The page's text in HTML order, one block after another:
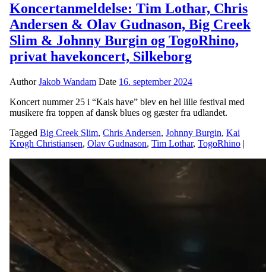
Koncertanmeldelse: Tim Lothar, Chris
Andersen & Olav Gudnason, Big Creek
Slim & Johnny Burgin og TogoRhino,
privat havekoncert, Silkeborg
AuthorJakob Wandam Date 16. september 2024
Koncert nummer 25 i “Kais have” blev en hel lille festival med
musikere fra toppen af dansk blues og gæster fra udlandet.
Tagged Big Creek Slim, Chris Andersen, Johnny Burgin, Kai
Krogh Christiansen, Olav Gudnason, Tim Lothar, TogoRhino |